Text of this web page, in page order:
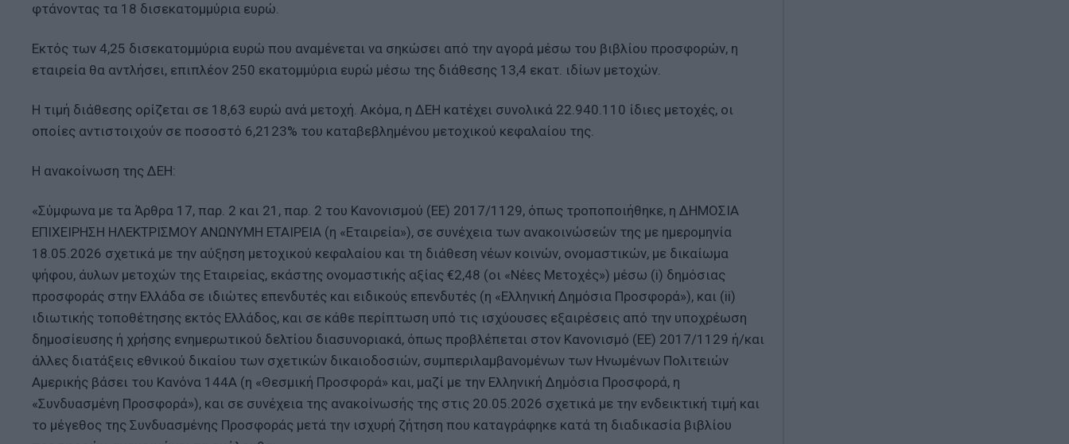
φτάνοντας τα 18 δισεκατομμύρια ευρώ.
Εκτός των 4,25 δισεκατομμύρια ευρώ που αναμένεται να σηκώσει από την αγορά μέσω του βιβλίου προσφορών, η
εταιρεία θα αντλήσει, επιπλέον 250 εκατομμύρια ευρώ μέσω της διάθεσης 13,4 εκατ. ιδίων μετοχών.
Η τιμή διάθεσης ορίζεται σε 18,63 ευρώ ανά μετοχή. Ακόμα, η ΔΕΗ κατέχει συνολικά 22.940.110 ίδιες μετοχές, οι
οποίες αντιστοιχούν σε ποσοστό 6,2123% του καταβεβλημένου μετοχικού κεφαλαίου της.
Η ανακοίνωση της ΔΕΗ:
«Σύμφωνα με τα Άρθρα 17, παρ. 2 και 21, παρ. 2 του Κανονισμού (ΕΕ) 2017/1129, όπως τροποποιήθηκε, η ΔΗΜΟΣΙΑ
ΕΠΙΧΕΙΡΗΣΗ ΗΛΕΚΤΡΙΣΜΟΥ ΑΝΩΝΥΜΗ ΕΤΑΙΡΕΙΑ (η «Εταιρεία»), σε συνέχεια των ανακοινώσεών της με ημερομηνία
18.05.2026 σχετικά με την αύξηση μετοχικού κεφαλαίου και τη διάθεση νέων κοινών, ονομαστικών, με δικαίωμα
ψήφου, άυλων μετοχών της Εταιρείας, εκάστης ονομαστικής αξίας €2,48 (οι «Νέες Μετοχές») μέσω (i) δημόσιας
προσφοράς στην Ελλάδα σε ιδιώτες επενδυτές και ειδικούς επενδυτές (η «Ελληνική Δημόσια Προσφορά»), και (ii)
ιδιωτικής τοποθέτησης εκτός Ελλάδος, και σε κάθε περίπτωση υπό τις ισχύουσες εξαιρέσεις από την υποχρέωση
δημοσίευσης ή χρήσης ενημερωτικού δελτίου διασυνοριακά, όπως προβλέπεται στον Κανονισμό (ΕΕ) 2017/1129 ή/και
άλλες διατάξεις εθνικού δικαίου των σχετικών δικαιοδοσιών, συμπεριλαμβανομένων των Ηνωμένων Πολιτειών
Αμερικής βάσει του Κανόνα 144Α (η «Θεσμική Προσφορά» και, μαζί με την Ελληνική Δημόσια Προσφορά, η
«Συνδυασμένη Προσφορά»), και σε συνέχεια της ανακοίνωσής της στις 20.05.2026 σχετικά με την ενδεικτική τιμή και
το μέγεθος της Συνδυασμένης Προσφοράς μετά την ισχυρή ζήτηση που καταγράφηκε κατά τη διαδικασία βιβλίου